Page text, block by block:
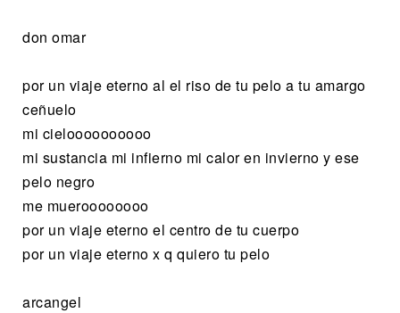
don omar
por un viaje eterno al el riso de tu pelo a tu amargo
ceñuelo
mi cieloooooooooo
mi sustancia mi infierno mi calor en invierno y ese
pelo negro
me mueroooooooo
por un viaje eterno el centro de tu cuerpo
por un viaje eterno x q quiero tu pelo
arcangel